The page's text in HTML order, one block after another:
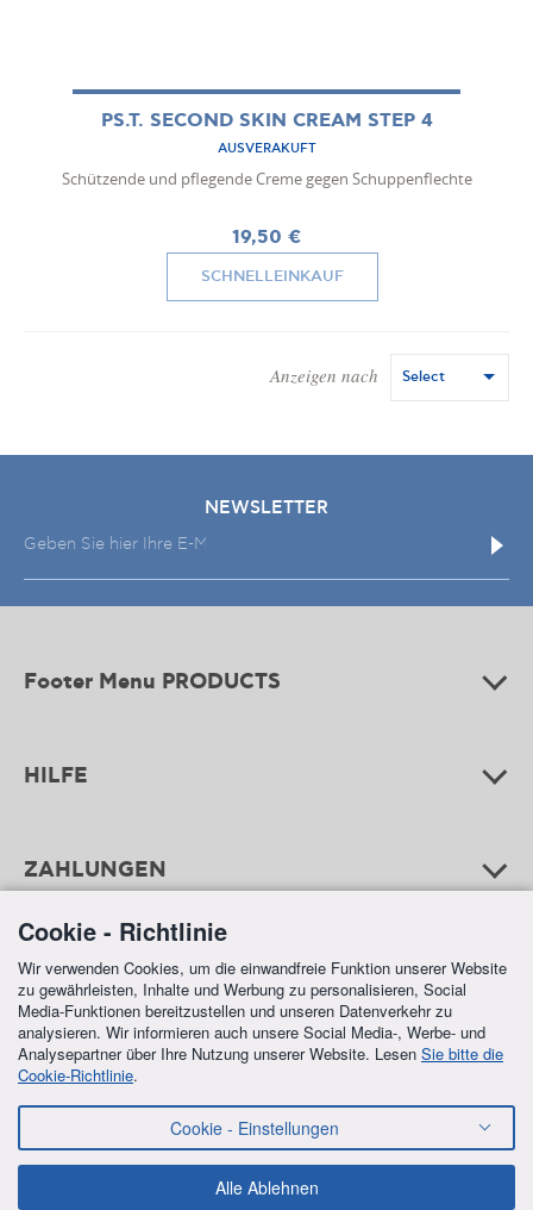
PS.T. SECOND SKIN CREAM STEP 4
AUSVERAKUFT
Schützende und pflegende Creme gegen Schuppenflechte
19,50 €
SCHNELLEINKAUF
Anzeigen nach Select
NEWSLETTER
Footer Menu PRODUCTS
HILFE
ZAHLUNGEN
FREE SHIPPING
IN ALL ORDERS OVER €70,00
Cookie - Richtlinie
Wir verwenden Cookies, um die einwandfreie Funktion unserer Website
zu gewährleisten, Inhalte und Werbung zu personalisieren, Social
Media-Funktionen bereitzustellen und unseren Datenverkehr zu
analysieren. Wir informieren auch unsere Social Media-, Werbe- und
Analysepartner über Ihre Nutzung unserer Website. Lesen Sie bitte die
Cookie-Richtlinie.
Cookie - Einstellungen
Alle Ablehnen